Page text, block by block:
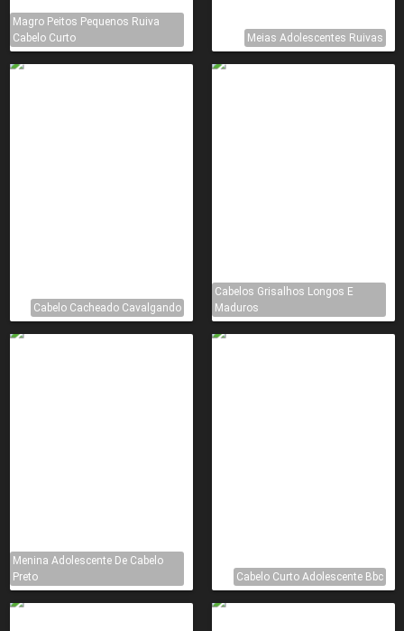
Magro Peitos Pequenos Ruiva
Cabelo Curto
Meias Adolescentes Ruivas
Cabelo Cacheado Cavalgando
Cabelos Grisalhos Longos E
Maduros
Menina Adolescente De Cabelo
Preto
Cabelo Curto Adolescente Bbc